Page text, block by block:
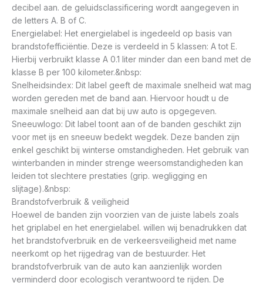
decibel aan. de geluidsclassificering wordt aangegeven in
de letters A. B of C.
Energielabel: Het energielabel is ingedeeld op basis van
brandstofefficiëntie. Deze is verdeeld in 5 klassen: A tot E.
Hierbij verbruikt klasse A 0.1 liter minder dan een band met de
klasse B per 100 kilometer.&nbsp:
Snelheidsindex: Dit label geeft de maximale snelheid wat mag
worden gereden met de band aan. Hiervoor houdt u de
maximale snelheid aan dat bij uw auto is opgegeven.
Sneeuwlogo: Dit label toont aan of de banden geschikt zijn
voor met ijs en sneeuw bedekt wegdek. Deze banden zijn
enkel geschikt bij winterse omstandigheden. Het gebruik van
winterbanden in minder strenge weersomstandigheden kan
leiden tot slechtere prestaties (grip. wegligging en
slijtage).&nbsp:
Brandstofverbruik & veiligheid
Hoewel de banden zijn voorzien van de juiste labels zoals
het griplabel en het energielabel. willen wij benadrukken dat
het brandstofverbruik en de verkeersveiligheid met name
neerkomt op het rijgedrag van de bestuurder. Het
brandstofverbruik van de auto kan aanzienlijk worden
verminderd door ecologisch verantwoord te rijden. De